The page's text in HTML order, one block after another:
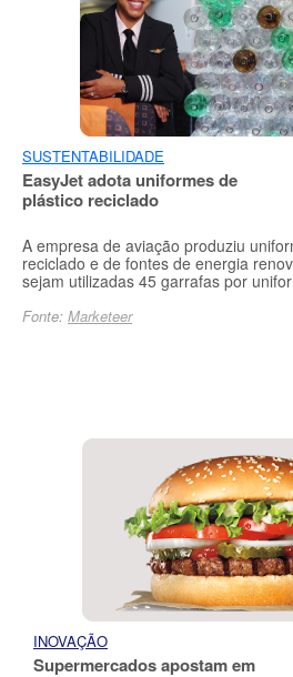
SUSTENTABILIDADE
EasyJet adota uniformes de
plástico reciclado
A empresa de aviação produziu
reciclado e de fontes de energia
sejam utilizadas 45 garrafas por
Fonte: Marketeer
INOVAÇÃO
Supermercados apostam em